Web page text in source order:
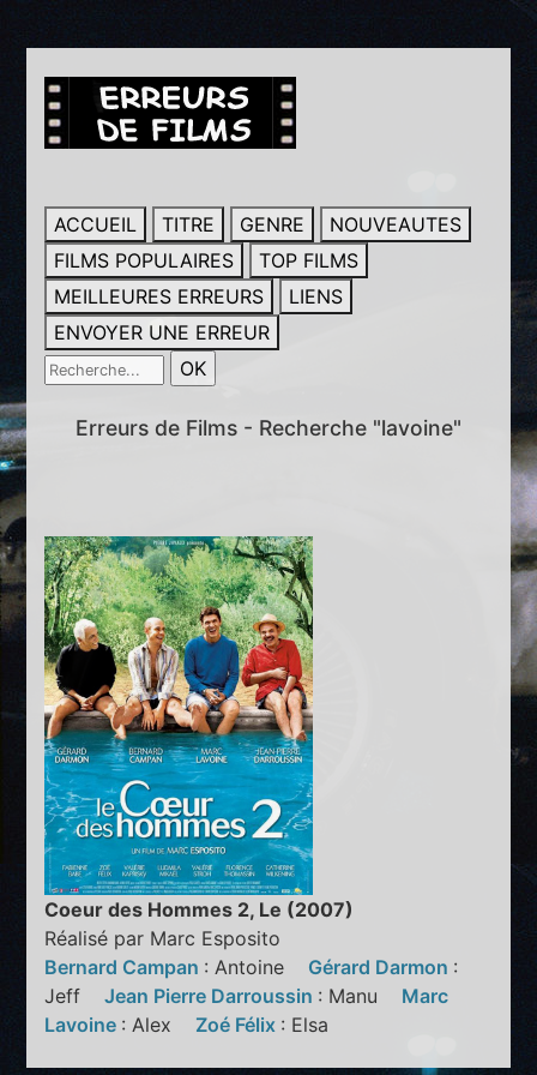
ACCUEIL TITRE GENRE
NOUVEAUTES
FILMS POPULAIRES
TOP FILMS
MEILLEURES ERREURS
LIENS
ENVOYER UNE ERREUR
Erreurs de Films - Recherche "lavoine"
Coeur des Hommes 2, Le (2007)
Réalisé par Marc Esposito
Bernard Campan : Antoine Gérard Darmon :
JeffJean Pierre Darroussin : Manu Marc
Lavoine : Alex Zoé Félix : Elsa